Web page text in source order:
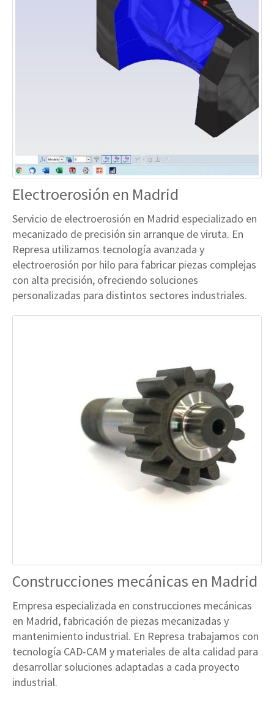
Electroerosión en Madrid
Servicio de electroerosión en Madrid especializado en
mecanizado de precisión sin arranque de viruta. En
Represa utilizamos tecnología avanzada y
electroerosión por hilo para fabricar piezas complejas
con alta precisión, ofreciendo soluciones
personalizadas para distintos sectores industriales.
Construcciones mecánicas en Madrid
Empresa especializada en construcciones mecánicas
en Madrid, fabricación de piezas mecanizadas y
mantenimiento industrial. En Represa trabajamos con
tecnología CAD-CAM y materiales de alta calidad para
desarrollar soluciones adaptadas a cada proyecto
industrial.